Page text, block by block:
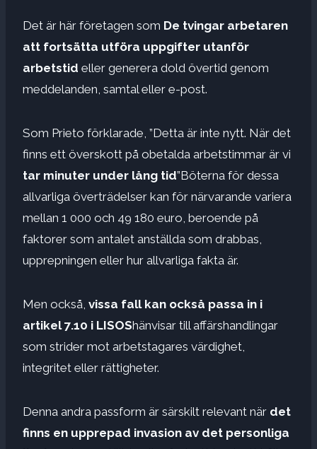
Det är här företagen som De tvingar arbetaren
att fortsätta utföra uppgifter utanför
arbetstid eller generera dold övertid genom
meddelanden, samtal eller e-post.
Som Prieto förklarade, ”Detta är inte nytt. När det
finns ett överskott på obetalda arbetstimmar är vi
tar minuter under lång tid”Böterna för dessa
allvarliga överträdelser kan för närvarande variera
mellan 1 000 och 49 180 euro, beroende på
faktorer som antalet anställda som drabbas,
upprepningen eller hur allvarliga fakta är.
Men också, vissa fall kan också passa in i
artikel 7.10 i LISOShänvisar till affärshandlingar
som strider mot arbetstagares värdighet,
integritet eller rättigheter.
Denna andra passform är särskilt relevant när det
finns en upprepad invasion av det personliga